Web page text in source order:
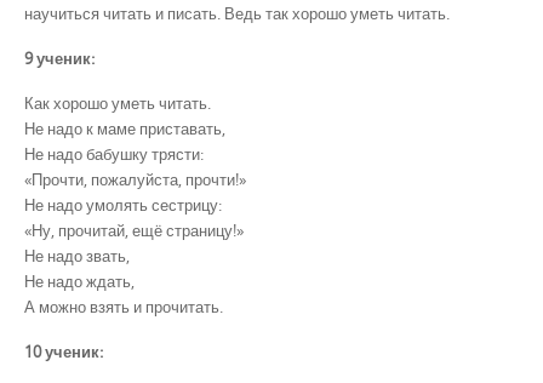
научиться читать и писать. Ведь так хорошо уметь читать.
9 ученик:
Как хорошо уметь читать.
Не надо к маме приставать,
Не надо бабушку трясти:
«Прочти, пожалуйста, прочти!»
Не надо умолять сестрицу:
«Ну, прочитай, ещё страницу!»
Не надо звать,
Не надо ждать,
А можно взять и прочитать.
10 ученик: